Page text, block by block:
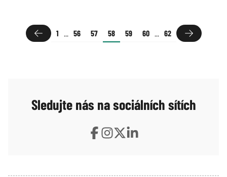
1 56 57 58 59 60 62
Sledujte nás na sociálních sítích